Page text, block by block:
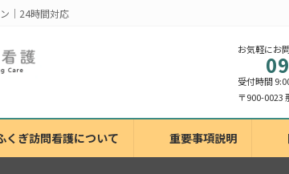
｜24時間対応
お気軽にお
受付時間
くぎ訪問看護について 重要事項説明